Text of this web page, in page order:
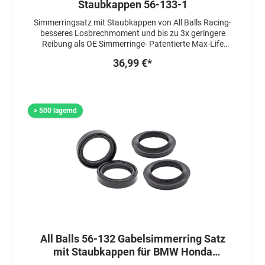
Staubkappen 56-133-1
Simmerringsatz mit Staubkappen von All Balls Racing-
besseres Losbrechmoment und bis zu 3x geringere
Reibung als OE Simmerringe- Patentierte Max-Life
erhöht- Simmerringe sind 3 fach gedichtet-
36,99 €*
> 500 lagernd
All Balls 56-132 Gabelsimmerring Satz
mit Staubkappen für BMW Honda